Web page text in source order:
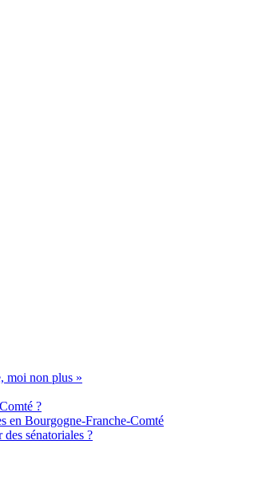
moi non plus »
?
en Bourgogne-Franche-Comté
sénatoriales ?